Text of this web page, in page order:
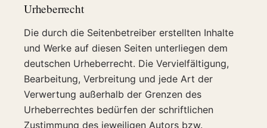
Urheberrecht
Die durch die Seitenbetreiber erstellten Inhalte
und Werke auf diesen Seiten unterliegen dem
deutschen Urheberrecht. Die Vervielfältigung,
Bearbeitung, Verbreitung und jede Art der
Verwertung außerhalb der Grenzen des
Urheberrechtes bedürfen der schriftlichen
Zustimmung des jeweiligen Autors bzw.